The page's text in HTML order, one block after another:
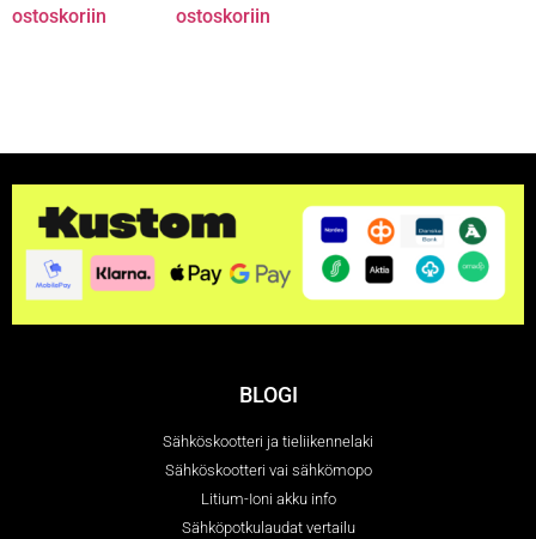
ostoskoriin
ostoskoriin
BLOGI
Sähköskootteri ja tieliikennelaki
Sähköskootteri vai sähkömopo
Litium-Ioni akku info
Sähköpotkulaudat vertailu